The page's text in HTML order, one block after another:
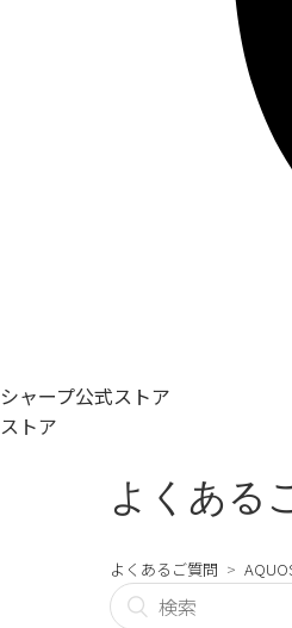
シャープ公式ストア
ストア
よくある
よくあるご質問